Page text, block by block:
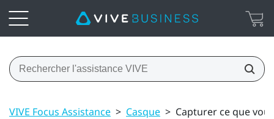
VIVE Focus Assistance > Casque > Capturer ce que